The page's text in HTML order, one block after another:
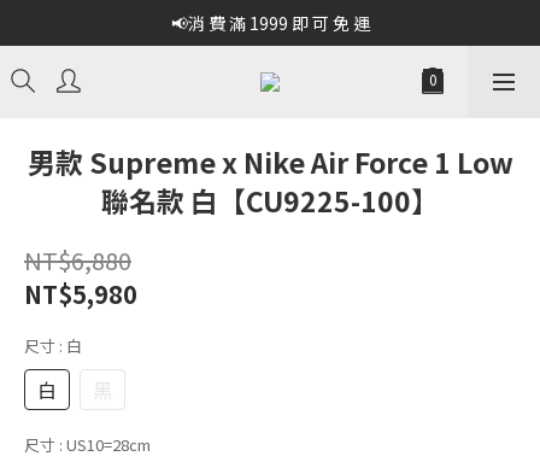
📢消 費 滿 1999 即 可 免 運
男款 Supreme x Nike Air Force 1 Low
聯名款 白【CU9225-100】
NT$6,880
NT$5,980
尺寸 : 白
白 黑
尺寸 : US10=28cm